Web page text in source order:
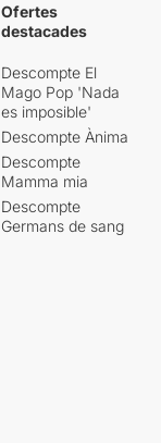
Ofertes
destacades
Descompte El
Mago Pop 'Nada
es imposible'
Descompte Ànima
Descompte
Mamma mia
Descompte
Germans de sang